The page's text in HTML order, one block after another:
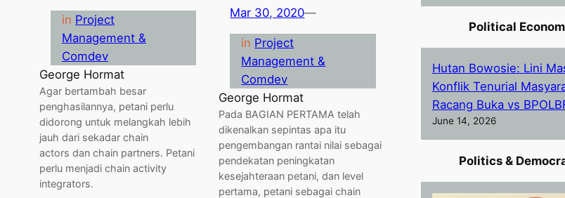
in Project
Management &
Comdev
George Hormat
Agar bertambah besar
penghasilannya, petani perlu
didorong untuk melangkah lebih
jauh dari sekadar chain
actors dan chain partners. Petani
perlu menjadi chain activity
integrators.
Mar 30, 2020—
in Project
Management &
Comdev
George Hormat
Pada BAGIAN PERTAMA telah
dikenalkan sepintas apa itu
pengembangan rantai nilai sebagai
pendekatan peningkatan
kesejahteraan petani, dan level
pertama, petani sebagai chain
Political
Hutan Bowosie: Lini
Konflik Tenurial
Racang Buka vs
June 14, 2026
Politics &